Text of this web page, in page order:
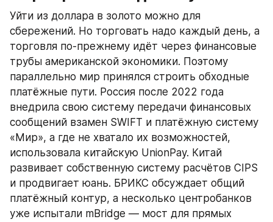
Уйти из доллара в золото можно для
сбережений. Но торговать надо каждый день, а
торговля по-прежнему идёт через финансовые
трубы американской экономики. Поэтому
параллельно мир принялся строить обходные
платёжные пути. Россия после 2022 года
внедрила свою систему передачи финансовых
сообщений взамен SWIFT и платёжную систему
«Мир», а где не хватало их возможностей,
использовала китайскую UnionPay. Китай
развивает собственную систему расчётов CIPS
и продвигает юань. БРИКС обсуждает общий
платёжный контур, а несколько центробанков
уже испытали mBridge — мост для прямых